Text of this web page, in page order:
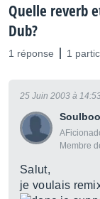
Quelle reverb
Dub?
1 réponse 1
Membre
25 Juin 2003 à
Salut,
je voulais